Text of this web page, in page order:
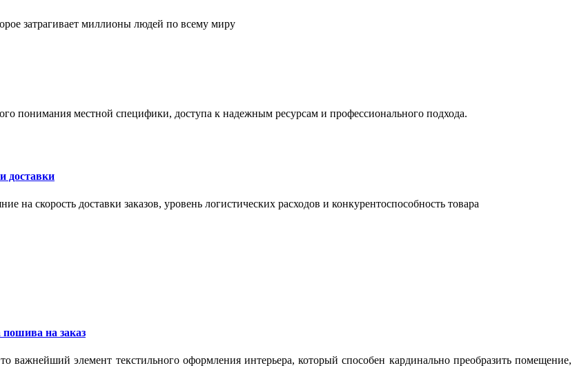
затрагивает миллионы людей по всему миру
понимания местной специфики, доступа к надежным ресурсам и профессионального подхода.
доставки
на скорость доставки заказов, уровень логистических расходов и конкурентоспособность товара
на заказ
элемент текстильного оформления интерьера, который способен кардинально преобразить помещение,